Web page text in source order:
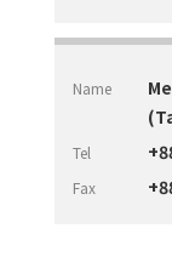
Name
Tel
Fax